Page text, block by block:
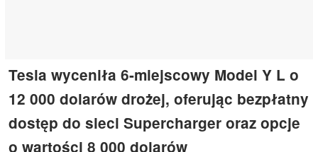
Tesla wyceniła 6-miejscowy Model Y L o
12 000 dolarów drożej, oferując bezpłatny
dostęp do sieci Supercharger oraz opcje
o wartości 8 000 dolarów